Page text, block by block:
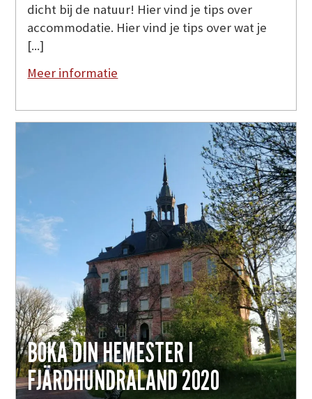
dicht bij de natuur! Hier vind je tips over
accommodatie. Hier vind je tips over wat je
[...]
Meer informatie
BOKA DIN HEMESTER I
FJÄRDHUNDRALAND 2020